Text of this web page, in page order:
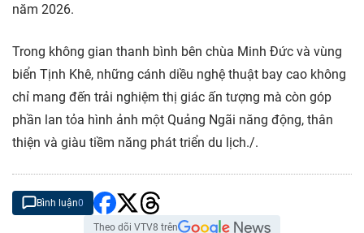
năm 2026.
Trong không gian thanh bình bên chùa Minh Đức và vùng
biển Tịnh Khê, những cánh diều nghệ thuật bay cao không
chỉ mang đến trải nghiệm thị giác ấn tượng mà còn góp
phần lan tỏa hình ảnh một Quảng Ngãi năng động, thân
thiện và giàu tiềm năng phát triển du lịch./.
Bình luận0
Theo dõi VTV8 trên